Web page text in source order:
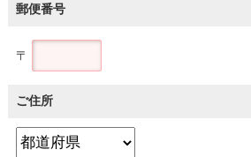
郵便番号
〒
ご住所